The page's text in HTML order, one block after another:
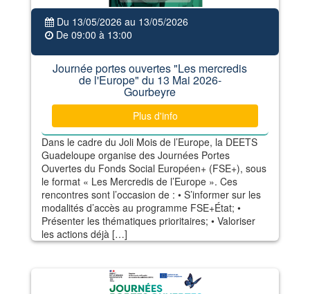
Du 13/05/2026 au 13/05/2026
De 09:00 à 13:00
Journée portes ouvertes "Les mercredis
de l'Europe" du 13 Mai 2026-
Gourbeyre
Plus d'info
Dans le cadre du Joli Mois de l’Europe, la DEETS
Guadeloupe organise des Journées Portes
Ouvertes du Fonds Social Européen+ (FSE+), sous
le format « Les Mercredis de l’Europe ». Ces
rencontres sont l’occasion de : • S’informer sur les
modalités d’accès au programme FSE+État; •
Présenter les thématiques prioritaires; • Valoriser
les actions déjà […]